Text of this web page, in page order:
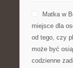
Matka w
miejsce dla
od tego, czy
może być
codzienne